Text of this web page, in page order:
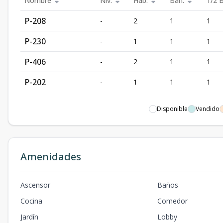
P-208 - 2 1 1
P-230 - 1 1 1
P-406 - 2 1 1
P-202 - 1 1 1
Disponible Vendido
Amenidades
Ascensor
Baños
Cocina
Comedor
Jardín
Lobby